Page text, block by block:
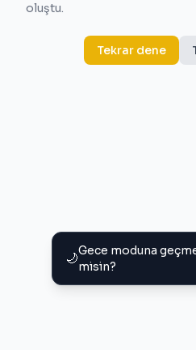
🌙Gece moduna
misin?
oluştu.
Tekrar dene